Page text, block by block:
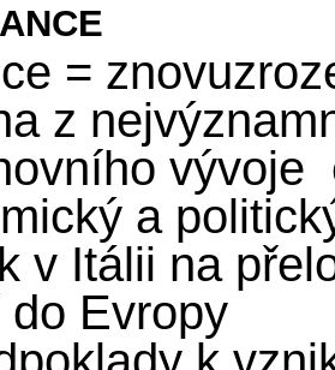
=
z
vývoje
a
v Itálii na
Evropy